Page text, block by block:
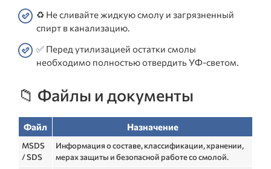
♻️ Не сливайте жидкую смолу и загрязненный
спирт в канализацию.
✅ Перед утилизацией остатки смолы
необходимо полностью отвердить УФ-светом.
📁 Файлы и документы
Файл Назначение
MSDS
/ SDS
Информация о составе, классификации, хранении,
мерах защиты и безопасной работе со смолой.